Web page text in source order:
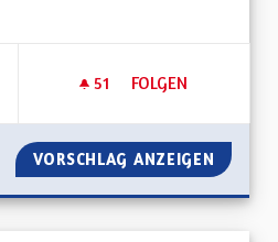
51 51 FOLLOWER
FOLGEN
ALSACE
VORSCHLAG ANZEIGEN